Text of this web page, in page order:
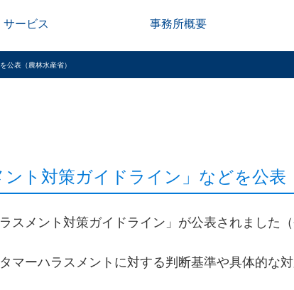
サービス 事務所概要
公表（農林水産省）
ト対策ガイドライン」などを公表
スメント対策ガイドライン」が公表されました（
マーハラスメントに対する判断基準や具体的な